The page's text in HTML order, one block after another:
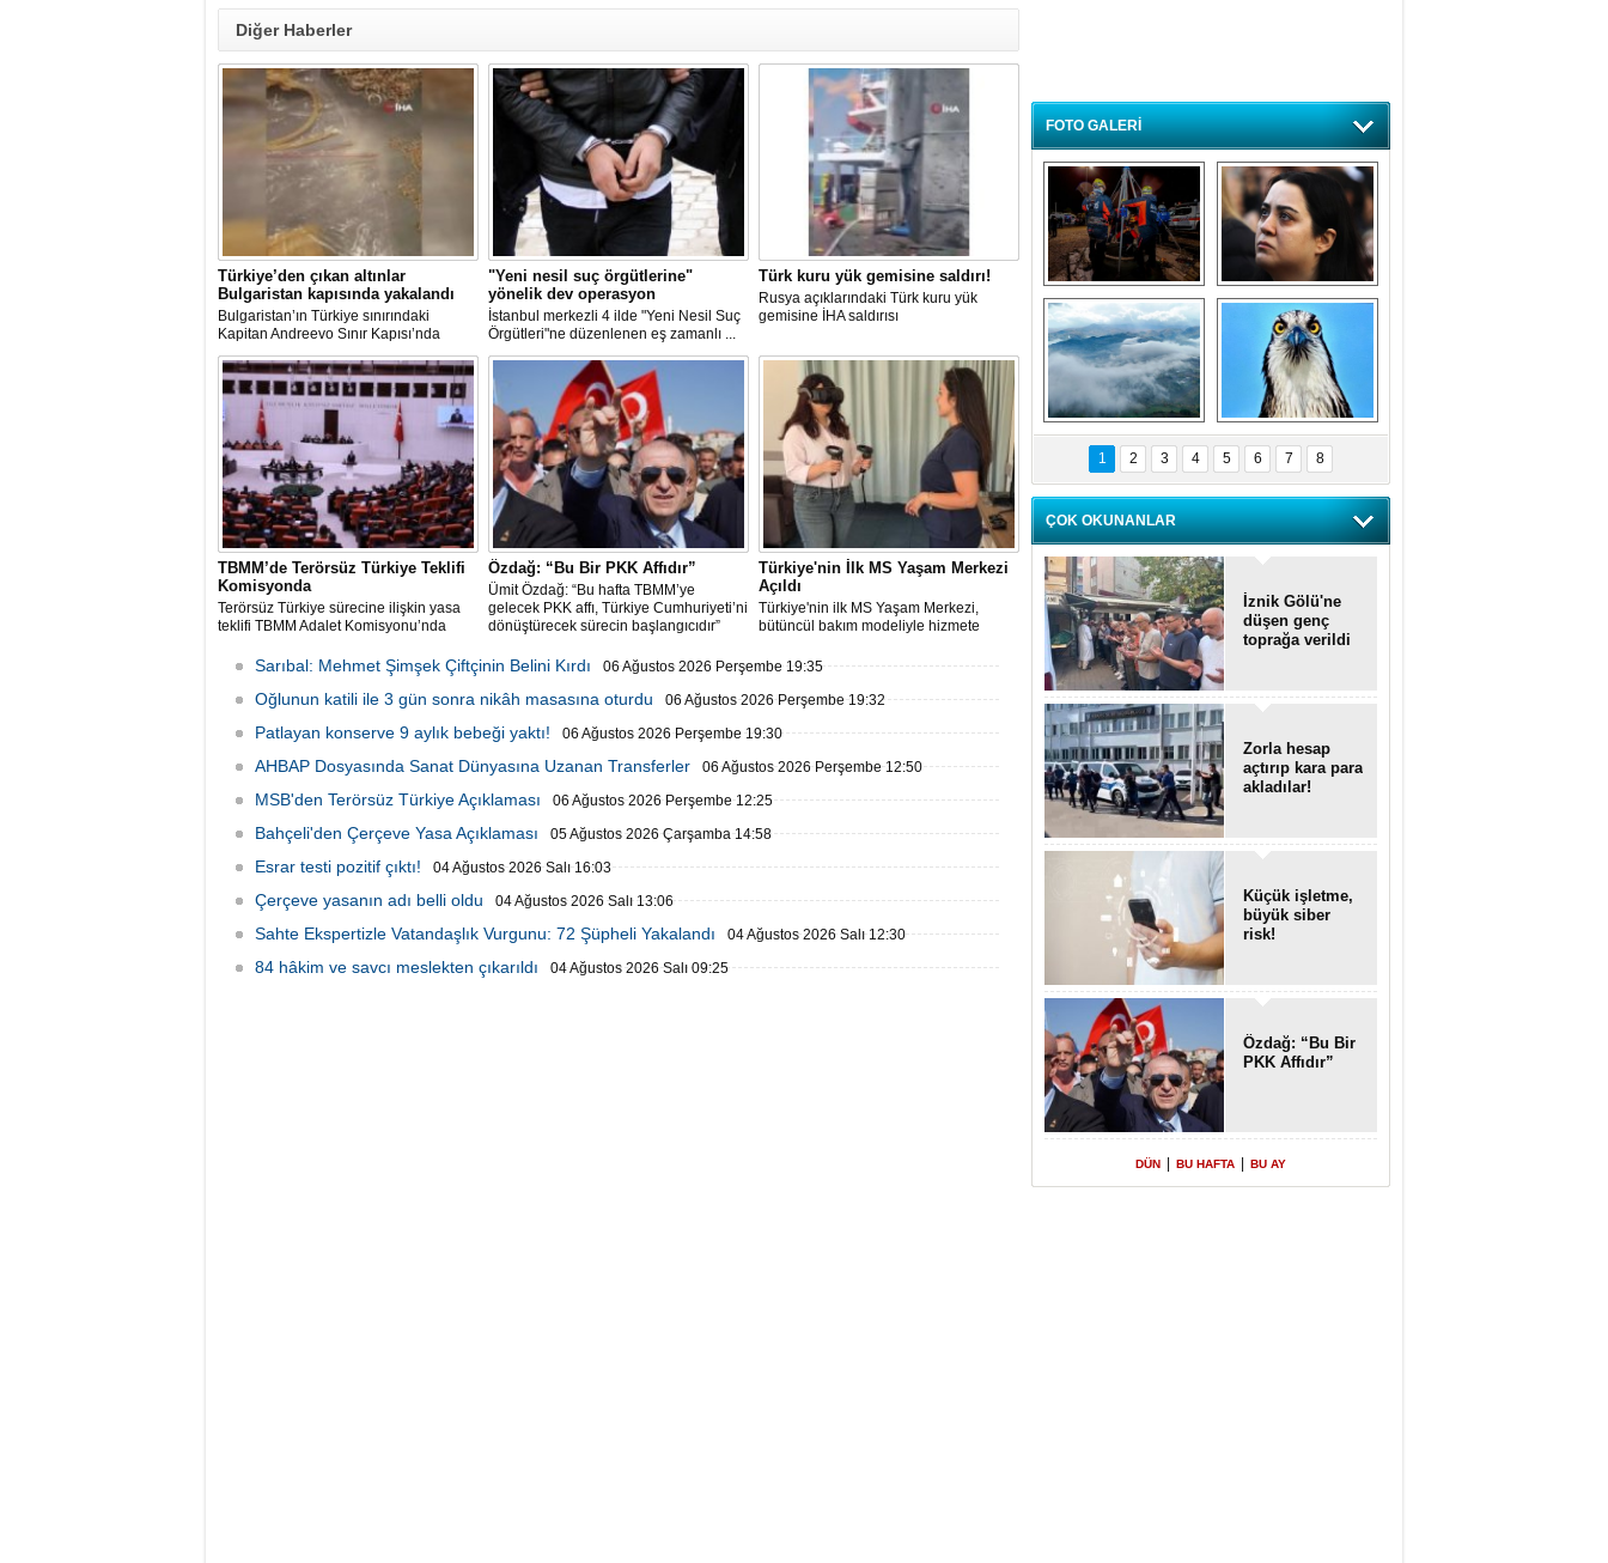
Diğer Haberler
Türkiye’den çıkan altınlar
Bulgaristan kapısında yakalandı
Bulgaristan’ın Türkiye sınırındaki
Kapitan Andreevo Sınır Kapısı’nda
gerçekleştirilen...
"Yeni nesil suç örgütlerine"
yönelik dev operasyon
İstanbul merkezli 4 ilde "Yeni Nesil Suç
Örgütleri"ne düzenlenen eş zamanlı ...
Türk kuru yük gemisine saldırı!
Rusya açıklarındaki Türk kuru yük
gemisine İHA saldırısı
TBMM’de Terörsüz Türkiye Teklifi
Komisyonda
Terörsüz Türkiye sürecine ilişkin yasa
teklifi TBMM Adalet Komisyonu’nda
Özdağ: “Bu Bir PKK Affıdır”
Ümit Özdağ: “Bu hafta TBMM’ye
gelecek PKK affı, Türkiye Cumhuriyeti’ni
dönüştürecek sürecin başlangıcıdır”
Türkiye'nin İlk MS Yaşam Merkezi
Açıldı
Türkiye'nin ilk MS Yaşam Merkezi,
bütüncül bakım modeliyle hizmete
Sarıbal: Mehmet Şimşek Çiftçinin Belini Kırdı 06 Ağustos 2026 Perşembe 19:35
Oğlunun katili ile 3 gün sonra nikâh masasına oturdu 06 Ağustos 2026 Perşembe 19:32
Patlayan konserve 9 aylık bebeği yaktı! 06 Ağustos 2026 Perşembe 19:30
AHBAP Dosyasında Sanat Dünyasına Uzanan Transferler 06 Ağustos 2026 Perşembe 12:50
MSB'den Terörsüz Türkiye Açıklaması 06 Ağustos 2026 Perşembe 12:25
Bahçeli'den Çerçeve Yasa Açıklaması 05 Ağustos 2026 Çarşamba 14:58
Esrar testi pozitif çıktı! 04 Ağustos 2026 Salı 16:03
Çerçeve yasanın adı belli oldu 04 Ağustos 2026 Salı 13:06
Sahte Ekspertizle Vatandaşlık Vurgunu: 72 Şüpheli Yakalandı 04 Ağustos 2026 Salı 12:30
84 hâkim ve savcı meslekten çıkarıldı 04 Ağustos 2026 Salı 09:25
FOTO GALERİ
Bursa'da deprem
tatbikatı gerçeğini
aratmadı
Özlem ve minnetle
anıyoruz
Bursa'dan
büyüleyen
fotoğraflar
Balık Kartalı
Bursa’da
görüntülendi
1 2 3 4 5 6 7 8
ÇOK OKUNANLAR
İznik Gölü'ne
düşen genç
toprağa verildi
Zorla hesap
açtırıp kara para
akladılar!
Küçük işletme,
büyük siber
risk!
Özdağ: “Bu Bir
PKK Affıdır”
DÜN BU HAFTA BU AY